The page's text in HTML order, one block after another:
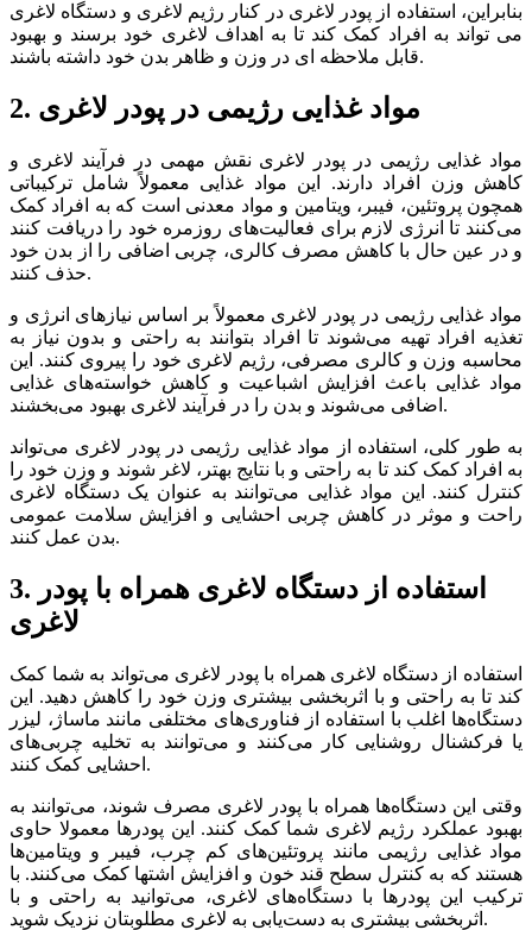
بنابراین، استفاده از پودر لاغری در کنار رژیم لاغری و دستگاه لاغری
می تواند به افراد کمک کند تا به اهداف لاغری خود برسند و بهبود
قابل ملاحظه ای در وزن و ظاهر بدن خود داشته باشند.
2. مواد غذایی رژیمی در پودر لاغری
مواد غذایی رژیمی در پودر لاغری نقش مهمی در فرآیند لاغری و
کاهش وزن افراد دارند. این مواد غذایی معمولاً شامل ترکیباتی
همچون پروتئین، فیبر، ویتامین و مواد معدنی است که به افراد کمک
می‌کنند تا انرژی لازم برای فعالیت‌های روزمره خود را دریافت کنند
و در عین حال با کاهش مصرف کالری، چربی اضافی را از بدن خود
حذف کنند.
مواد غذایی رژیمی در پودر لاغری معمولاً بر اساس نیازهای انرژی و
تغذیه افراد تهیه می‌شوند تا افراد بتوانند به راحتی و بدون نیاز به
محاسبه وزن و کالری مصرفی، رژیم لاغری خود را پیروی کنند. این
مواد غذایی باعث افزایش اشباعیت و کاهش خواسته‌های غذایی
اضافی می‌شوند و بدن را در فرآیند لاغری بهبود می‌بخشند.
به طور کلی، استفاده از مواد غذایی رژیمی در پودر لاغری می‌تواند
به افراد کمک کند تا به راحتی و با نتایج بهتر، لاغر شوند و وزن خود را
کنترل کنند. این مواد غذایی می‌توانند به عنوان یک دستگاه لاغری
راحت و موثر در کاهش چربی احشایی و افزایش سلامت عمومی
بدن عمل کنند.
3. استفاده از دستگاه لاغری همراه با پودر
لاغری
استفاده از دستگاه لاغری همراه با پودر لاغری می‌تواند به شما کمک
کند تا به راحتی و با اثربخشی بیشتری وزن خود را کاهش دهید. این
دستگاه‌ها اغلب با استفاده از فناوری‌های مختلفی مانند ماساژ، لیزر
یا فرکشنال روشنایی کار می‌کنند و می‌توانند به تخلیه چربی‌های
احشایی کمک کنند.
وقتی این دستگاه‌ها همراه با پودر لاغری مصرف شوند، می‌توانند به
بهبود عملکرد رژیم لاغری شما کمک کنند. این پودرها معمولا حاوی
مواد غذایی رژیمی مانند پروتئین‌های کم چرب، فیبر و ویتامین‌ها
هستند که به کنترل سطح قند خون و افزایش اشتها کمک می‌کنند. با
ترکیب این پودرها با دستگاه‌های لاغری، می‌توانید به راحتی و با
اثربخشی بیشتری به دست‌یابی به لاغری مطلوبتان نزدیک شوید.